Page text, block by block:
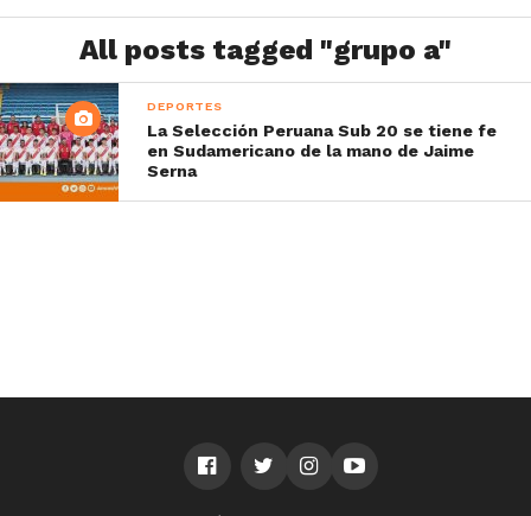
All posts tagged "grupo a"
DEPORTES
La Selección Peruana Sub 20 se tiene fe
en Sudamericano de la mano de Jaime
Serna